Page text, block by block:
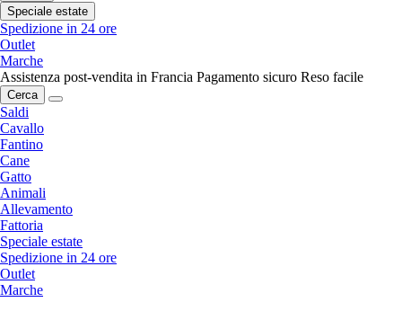
Speciale estate
Spedizione in 24 ore
Outlet
Marche
Assistenza post-vendita in Francia Pagamento sicuro Reso facile
Cerca
Saldi
Cavallo
Fantino
Cane
Gatto
Animali
Allevamento
Fattoria
Speciale estate
Spedizione in 24 ore
Outlet
Marche